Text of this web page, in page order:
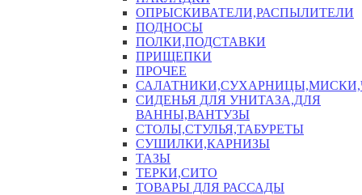
ОПРЫСКИВАТЕЛИ,РАСПЫЛИТЕЛИ
ПОДНОСЫ
ПОЛКИ,ПОДСТАВКИ
ПРИЩЕПКИ
ПРОЧЕЕ
СИДЕНЬЯ ДЛЯ УНИТАЗА,ДЛЯ
ВАННЫ,ВАНТУЗЫ
СТОЛЫ,СТУЛЬЯ,ТАБУРЕТЫ
СУШИЛКИ,КАРНИЗЫ
ТАЗЫ
ТЕРКИ,СИТО
ТОВАРЫ ДЛЯ РАССАДЫ